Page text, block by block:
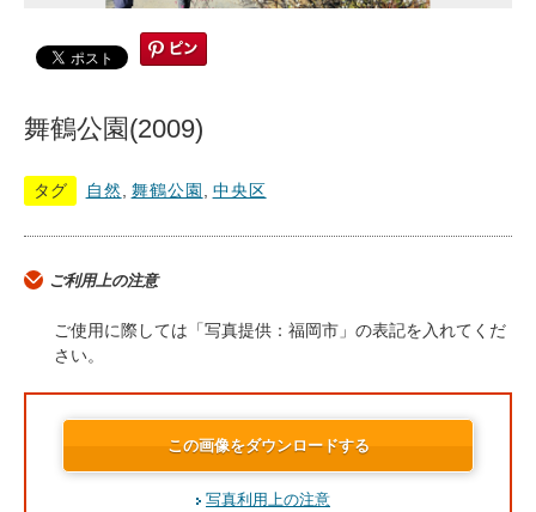
舞鶴公園(2009)
タグ 自然 舞鶴公園 中央区
ご利用上の注意
ご使用に際しては「写真提供：福岡市」の表記を入れてくだ
さい。
この画像をダウンロードする
写真利用上の注意